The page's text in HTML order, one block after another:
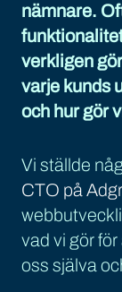
nämnare.
verkligen
varje kunds
och hur gör
Vi ställde
CTO på
vad vi gör
oss själva